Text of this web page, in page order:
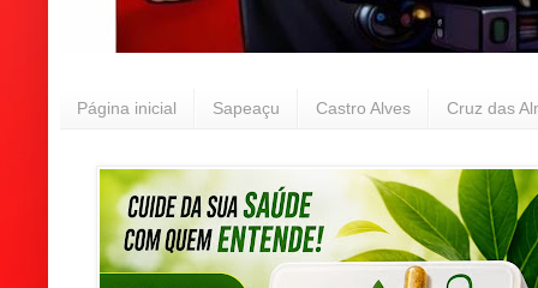
Página inicial Sapeaçu Castro Alves Cruz das